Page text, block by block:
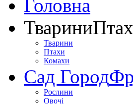
Головна
Тварини
Тварини
Птахи
Комахи
Сад Город
Рослини
Овочі